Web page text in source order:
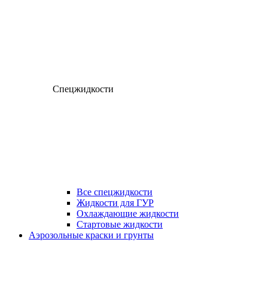
Спецжидкости
Все спецжидкости
Жидкости для ГУР
Охлаждающие жидкости
Стартовые жидкости
Аэрозольные краски и грунты